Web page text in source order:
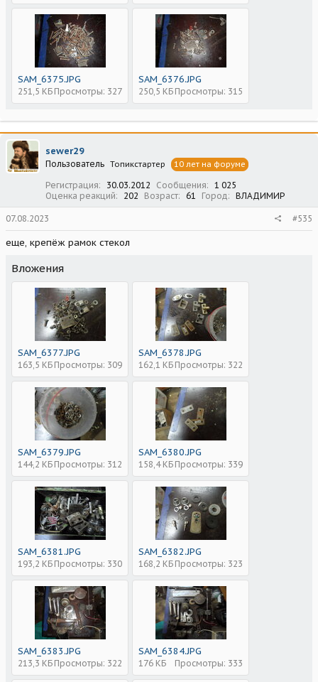
SAM_6375.JPG
251,5 КБ Просмотры: 327
SAM_6376.JPG
250,5 КБ Просмотры: 315
sewer29
Пользователь Топикстартер 10 лет на форуме
Регистрация 30.03.2012 Сообщения
1 025
Оценка реакций
202 Возраст 61 Город ВЛАДИМИР
07.08.2023 #535
еще, крепёж рамок стекол
Вложения
SAM_6377.JPG
163,5 КБ Просмотры: 309
SAM_6378.JPG
162,1 КБ Просмотры: 322
SAM_6379.JPG
144,2 КБ Просмотры: 312
SAM_6380.JPG
158,4 КБ Просмотры: 339
SAM_6381.JPG
193,2 КБ Просмотры: 330
SAM_6382.JPG
168,2 КБ Просмотры: 323
SAM_6383.JPG
213,3 КБ Просмотры: 322
SAM_6384.JPG
176 КБ Просмотры: 333